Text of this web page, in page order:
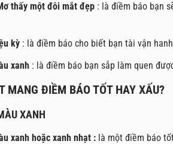
thấy một đôi mắt đẹp : là điềm báo bạn
kỳ : là điềm báo cho biết bạn tài vận
xanh : là điềm báo bạn sắp làm quen
MANG ĐIỀM BÁO TỐT HAY XẤU?
XANH
xanh hoặc xanh nhạt : là một điềm báo